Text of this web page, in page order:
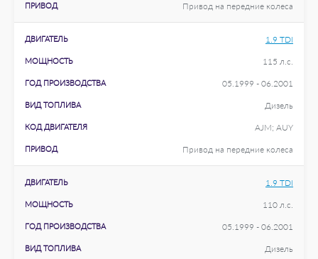
ПРИВОД Привод на передние колеса
ДВИГАТЕЛЬ 1.9 TDI
МОЩНОСТЬ 115 л.с.
ГОД ПРОИЗВОДСТВА 05.1999 - 06.2001
ВИД ТОПЛИВА Дизель
КОД ДВИГАТЕЛЯ AJM; AUY
ПРИВОД Привод на передние колеса
ДВИГАТЕЛЬ 1.9 TDI
МОЩНОСТЬ 110 л.с.
ГОД ПРОИЗВОДСТВА 05.1999 - 06.2001
ВИД ТОПЛИВА Дизель